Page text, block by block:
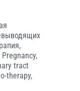
Pregnancy,
tract
therapy,